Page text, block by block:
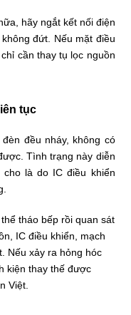
hãy ngắt kết nối điện
đứt. Nếu mặt điều
cần thay tụ lọc nguồn
tục
đều nháy, không có
Tình trạng này diễn
là do IC điều khiển
tháo bếp rồi quan sát
IC điều khiển, mạch
Nếu xảy ra hỏng hóc
kiện thay thế được
Việt.